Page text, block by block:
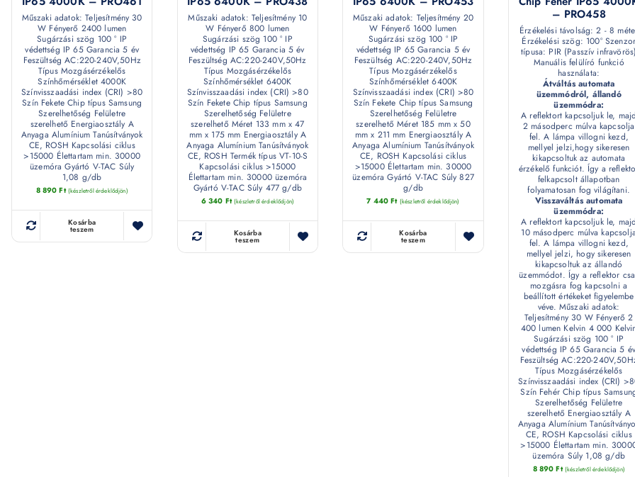
Műszaki adatok: Teljesítmény 30
W Fényerő 2400 lumen
Sugárzási szög 100 ° IP
védettség IP 65 Garancia 5 év
Feszültség AC:220-240V,50Hz
Típus Mozgásérzékelős
Színhőmérséklet 4000K
Színvisszaadási index (CRI) >80
Szín Fekete Chip típus Samsung
Szerelhetőség Felületre
szerelhető Energiaosztály A
Anyaga Alumínium Tanúsítványok
CE, ROSH Kapcsolási ciklus
>15000 Élettartam min. 30000
üzemóra Gyártó V-TAC Súly
1,08 g/db
8 890Ft (készletről érdeklődjön)
Kosárba
teszem
Műszaki adatok: Teljesítmény 10
W Fényerő 800 lumen
Sugárzási szög 100 ° IP
védettség IP 65 Garancia 5 év
Feszültség AC:220-240V,50Hz
Típus Mozgásérzékelős
Színhőmérséklet 6400K
Színvisszaadási index (CRI) >80
Szín Fekete Chip típus Samsung
Szerelhetőség Felületre
szerelhető Méret 133 mm x 47
mm x 175 mm Energiaosztály A
Anyaga Alumínium Tanúsítványok
CE, ROSH Termék típus VT-10-S
Kapcsolási ciklus >15000
Élettartam min. 30000 üzemóra
Gyártó V-TAC Súly 477 g/db
6 340 Ft (készletről érdeklődjön)
Kosárba
teszem
Műszaki adatok: Teljesítmény 20
W Fényerő 1600 lumen
Sugárzási szög 100 ° IP
védettség IP 65 Garancia 5 év
Feszültség AC:220-240V,50Hz
Típus Mozgásérzékelős
Színhőmérséklet 6400K
Színvisszaadási index (CRI) >80
Szín Fekete Chip típus Samsung
Szerelhetőség Felületre
szerelhető Méret 185 mm x 50
mm x 211 mm Energiaosztály A
Anyaga Alumínium Tanúsítványok
CE, ROSH Kapcsolási ciklus
>15000 Élettartam min. 30000
üzemóra Gyártó V-TAC Súly 827
g/db
7 440Ft (készletről érdeklődjön)
Kosárba
teszem
– PRO458
Érzékelési távolság: 2 - 8
Érzékelési szög: 100° Szenzor
típusa: PIR (Passzív infravörös)
Manuális felülíró funkció
használata:
Átváltás automata
üzemmódról, állandó
üzemmódra:
A reflektort kapcsoljuk le, majd
2 másodperc múlva kapcsolja
fel. A lámpa villogni kezd,
mellyel jelzi,hogy sikeresen
kikapcsoltuk az automata
érzékelő funkciót. Így a
felkapcsolt állapotban
folyamatosan fog világítani.
Visszaváltás automata
üzemmódra:
A reflektort kapcsoljuk le, majd
10 másodperc múlva kapcsolja
fel. A lámpa villogni kezd,
mellyel jelzi, hogy sikeresen
kikapcsoltuk az állandó
üzemmódot. Így a reflektor
mozgásra fog kapcsolni a
beállított értékeket figyelembe
véve. Műszaki adatok:
Teljesítmény 30 W Fényerő 2
400 lumen Kelvin 4 000
Sugárzási szög 100 ° IP
védettség IP 65 Garancia 5 év
Feszültség AC:220-
Típus Mozgásérzékelős
Színvisszaadási index (CRI)
Szín Fehér Chip típus
Szerelhetőség Felületre
szerelhető Energiaosztály A
Anyaga Alumínium
CE, ROSH Kapcsolási ciklus
>15000 Élettartam min.
üzemóra Súly 1,08 g/db
8 890Ft (készletről érdeklődjön)